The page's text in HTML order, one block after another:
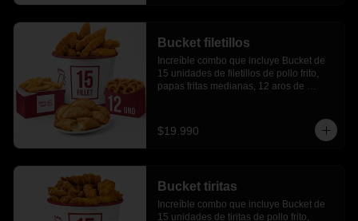
Bucket filetillos
Increíble combo que incluye Bucket de
15 unidades de filetillos de pollo frito,
papas fritas medianas, 12 aros de
$19.990
Bucket tiritas
Increíble combo que incluye Bucket de
15 unidades de tiritas de pollo frito,